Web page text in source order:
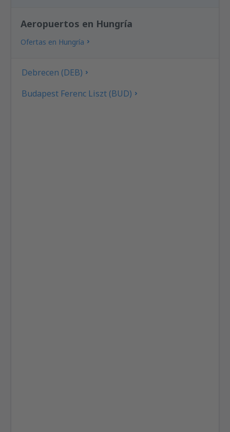
Aeropuertos en Hungría
Ofertas en Hungría
Debrecen (DEB)
Budapest Ferenc Liszt (BUD)